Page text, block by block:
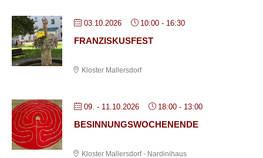
03.10.2026 10:00 - 16:30
FRANZISKUSFEST
Kloster Mallersdorf
09. - 11.10.2026 18:00 - 13:00
BESINNUNGSWOCHENENDE
Kloster Mallersdorf - Nardinihaus